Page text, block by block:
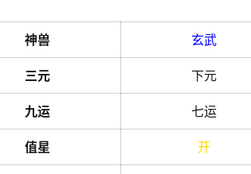
神兽 玄武
三元 下元
九运 七运
值星 开